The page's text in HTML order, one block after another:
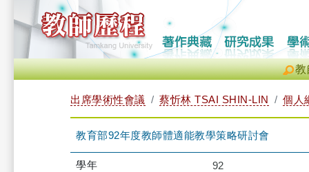
教
出席學術性會議 蔡忻林 TSAI SHIN-LIN 個人
教育部92年度教師體適能教學策略研討會
學年 92